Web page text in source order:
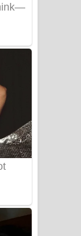
-
සඳ
- ආදරේ
ගීතයේ